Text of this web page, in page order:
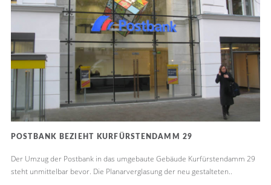
POSTBANK BEZIEHT KURFÜRSTENDAMM 29
Der Umzug der Postbank in das umgebaute Gebäude Kurfürstendamm 29
steht unmittelbar bevor. Die Planarverglasung der neu gestalteten..